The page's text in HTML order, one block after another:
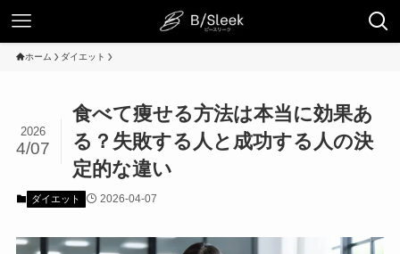
ホーム ダイエット
食べて痩せる方法は本当に効果あ
る？失敗する人と成功する人の決
定的な違い
2026
4/07
ダイエット 2026-04-07